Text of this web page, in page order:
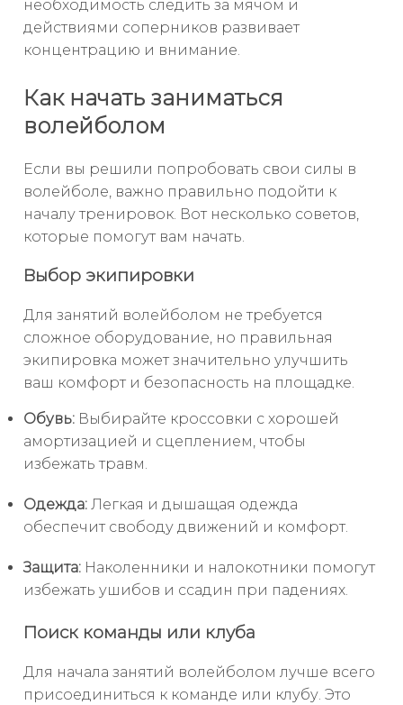
необходимость следить за мячом и
действиями соперников развивает
концентрацию и внимание.
Как начать заниматься
волейболом
Если вы решили попробовать свои силы в
волейболе, важно правильно подойти к
началу тренировок. Вот несколько советов,
которые помогут вам начать.
Выбор экипировки
Для занятий волейболом не требуется
сложное оборудование, но правильная
экипировка может значительно улучшить
ваш комфорт и безопасность на площадке.
Обувь: Выбирайте кроссовки с хорошей
амортизацией и сцеплением, чтобы
избежать травм.
Одежда: Легкая и дышащая одежда
обеспечит свободу движений и комфорт.
Защита: Наколенники и налокотники помогут
избежать ушибов и ссадин при падениях.
Поиск команды или клуба
Для начала занятий волейболом лучше всего
присоединиться к команде или клубу. Это